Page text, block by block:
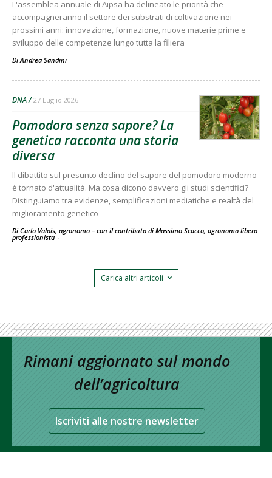
L'assemblea annuale di Aipsa ha delineato le priorità che
accompagneranno il settore dei substrati di coltivazione nei
prossimi anni: innovazione, formazione, nuove materie prime e
sviluppo delle competenze lungo tutta la filiera
Di Andrea Sandini -
DNA 27 Luglio 2026
Pomodoro senza sapore? La
genetica racconta una storia
diversa
Il dibattito sul presunto declino del sapore del pomodoro moderno
è tornato d'attualità. Ma cosa dicono davvero gli studi scientifici?
Distinguiamo tra evidenze, semplificazioni mediatiche e realtà del
miglioramento genetico
Di Carlo Valois, agronomo – con il contributo di Massimo Scacco, agronomo libero
professionista -
Carica altri articoli
Rimani aggiornato sul mondo
dell’agricoltura
Iscriviti alle nostre newsletter